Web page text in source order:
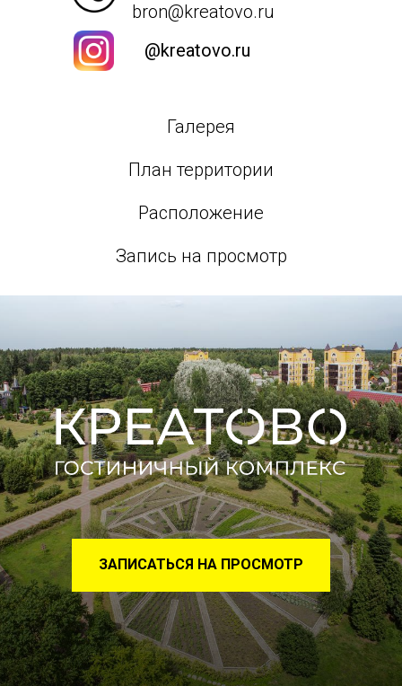
bron@kreatovo.ru
@kreatovo.ru
Галерея
План территории
Расположение
Запись на просмотр
ЗАПИСАТЬСЯ НА ПРОСМОТР